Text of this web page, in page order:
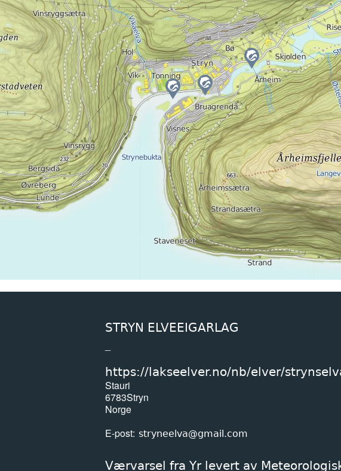
STRYN ELVEEIGARLAG
https://lakseelver.no/nb/elver/
Stauri
6783Stryn
Norge
E-post stryneelva@gmail.com
Værvarsel fra Yr levert av